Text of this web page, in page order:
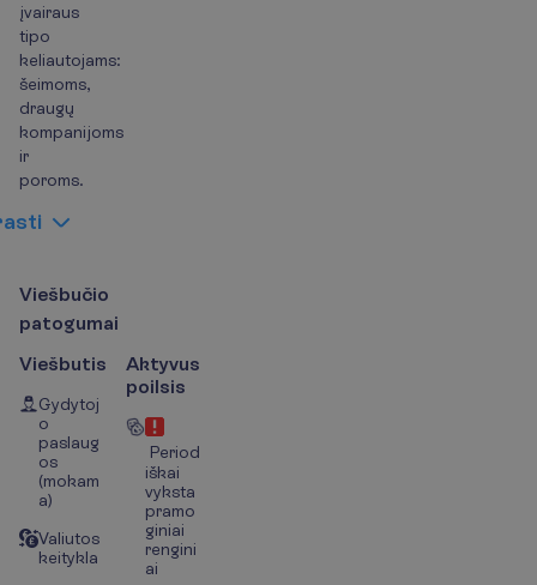
įvairaus
tipo
keliautojams:
šeimoms,
draugų
kompanijoms
ir
poroms.
asti
Viešbučio
patogumai
Viešbutis
Gydytoj
o
paslaug
os
(mokam
a)
Valiutos
keitykla
Aktyvus
poilsis
Period
iškai
vyksta
pramo
giniai
rengini
ai